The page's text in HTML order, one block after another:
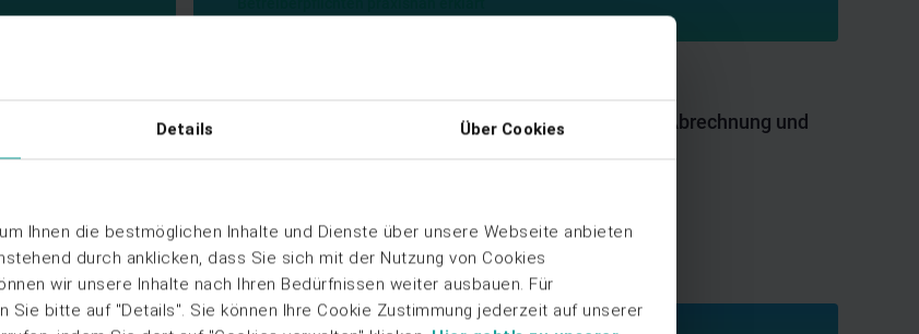
Details Über Cookies
Ihnen die bestmöglichen Inhalte und Dienste über unsere Webseite anbieten
durch anklicken, dass Sie sich mit der Nutzung von Cookies
wir unsere Inhalte nach Ihren Bedürfnissen weiter ausbauen. Für
Sie bitte auf "Details". Sie können Ihre Cookie Zustimmung jederzeit auf unserer
Web-Seminar Aufzeichnung
Mieterstrom in Gewerbeimmobilien – Messkonzepte, Abrechnung und